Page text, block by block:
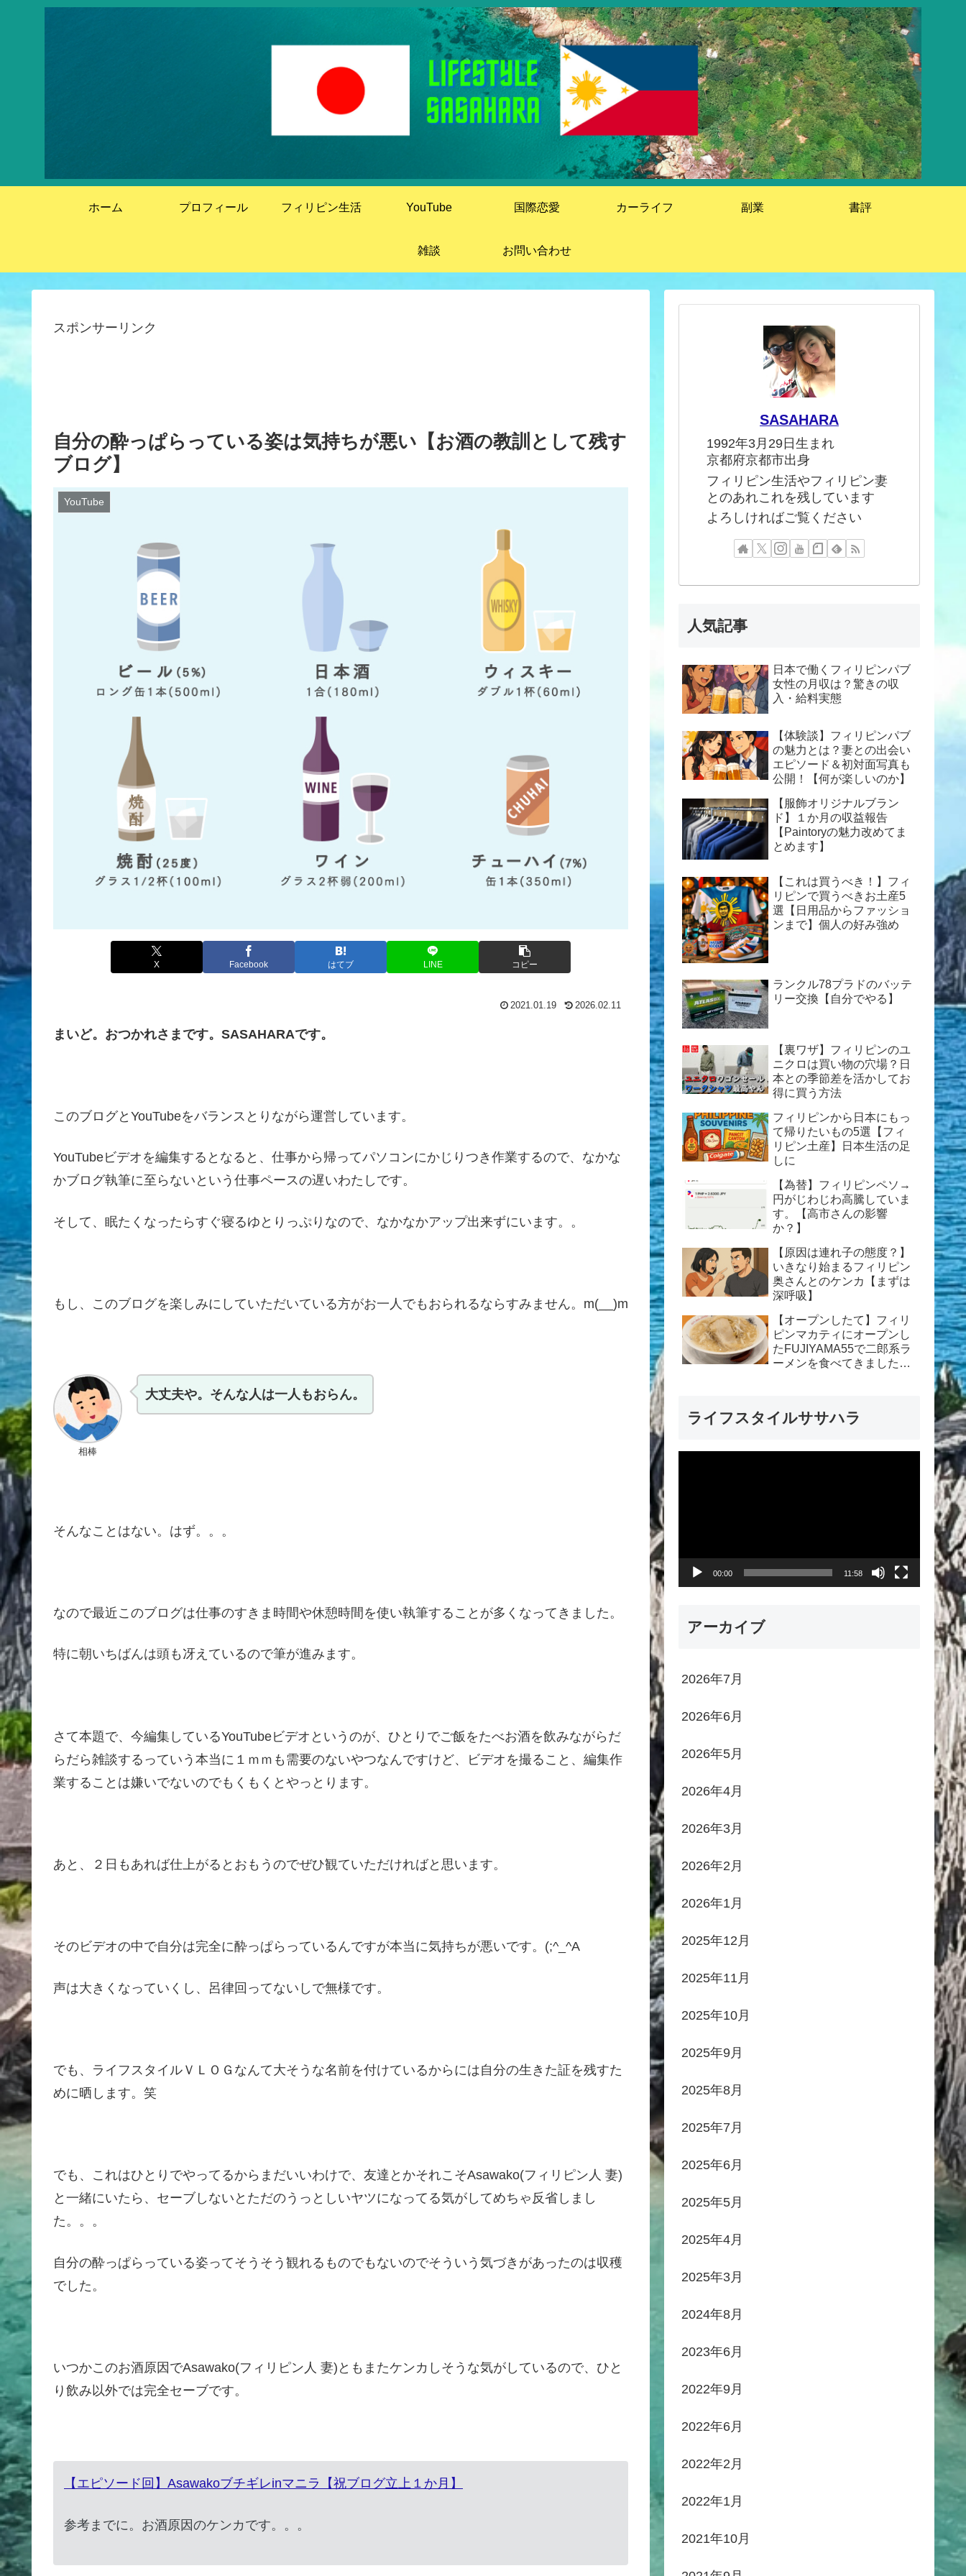
ホーム プロフィール フィリピン生活 YouTube 国際恋愛 カーライフ 副業 書評
雑談 お問い合わせ
スポンサーリンク
自分の酔っぱらっている姿は気持ちが悪い【お酒の教訓として残す
ブログ】
YouTube
X Facebook はてブ LINE コピー
2021.01.19 2026.02.11
まいど。おつかれさまです。SASAHARAです。
このブログとYouTubeをバランスとりながら運営しています。
YouTubeビデオを編集するとなると、仕事から帰ってパソコンにかじりつき作業するので、なかな
かブログ執筆に至らないという仕事ペースの遅いわたしです。
そして、眠たくなったらすぐ寝るゆとりっぷりなので、なかなかアップ出来ずにいます。。
もし、このブログを楽しみにしていただいている方がお一人でもおられるならすみません。m(__)m
相棒
大丈夫や。そんな人は一人もおらん。
そんなことはない。はず。。。
なので最近このブログは仕事のすきま時間や休憩時間を使い執筆することが多くなってきました。
特に朝いちばんは頭も冴えているので筆が進みます。
さて本題で、今編集しているYouTubeビデオというのが、ひとりでご飯をたべお酒を飲みながらだ
らだら雑談するっていう本当に１ｍｍも需要のないやつなんですけど、ビデオを撮ること、編集作
業することは嫌いでないのでもくもくとやっとります。
あと、２日もあれば仕上がるとおもうのでぜひ観ていただければと思います。
そのビデオの中で自分は完全に酔っぱらっているんですが本当に気持ちが悪いです。(;^_^A
声は大きくなっていくし、呂律回ってないしで無様です。
でも、ライフスタイルＶＬＯＧなんて大そうな名前を付けているからには自分の生きた証を残すた
めに晒します。笑
でも、これはひとりでやってるからまだいいわけで、友達とかそれこそAsawako(フィリピン人 妻)
と一緒にいたら、セーブしないとただのうっとしいヤツになってる気がしてめちゃ反省しまし
た。。。
自分の酔っぱらっている姿ってそうそう観れるものでもないのでそういう気づきがあったのは収穫
でした。
いつかこのお酒原因でAsawako(フィリピン人 妻)ともまたケンカしそうな気がしているので、ひと
り飲み以外では完全セーブです。
【エピソード回】Asawakoブチギレinマニラ【祝ブログ立上１か月】
参考までに。お酒原因のケンカです。。。
SASAHARA
1992年3月29日生まれ
京都府京都市出身
フィリピン生活やフィリピン妻
とのあれこれを残しています
よろしければご覧ください
人気記事
日本で働くフィリピンパブ
女性の月収は？驚きの収
入・給料実態
【体験談】フィリピンパブ
の魅力とは？妻との出会い
エピソード＆初対面写真も
公開！【何が楽しいのか】
【服飾オリジナルブラン
ド】１か月の収益報告
【Paintoryの魅力改めてま
とめます】
【これは買うべき！】フィ
リピンで買うべきお土産5
選【日用品からファッショ
ンまで】個人の好み強め
ランクル78プラドのバッテ
リー交換【自分でやる】
【裏ワザ】フィリピンのユ
ニクロは買い物の穴場？日
本との季節差を活かしてお
得に買う方法
フィリピンから日本にもっ
て帰りたいもの5選【フィ
リピン土産】日本生活の足
しに
【為替】フィリピンペソ→
円がじわじわ高騰していま
す。【高市さんの影響
か？】
【原因は連れ子の態度？】
いきなり始まるフィリピン
奥さんとのケンカ【まずは
深呼吸】
【オープンしたて】フィリ
ピンマカティにオープンし
たFUJIYAMA55で二郎系ラ
ーメンを食べてきました
ライフスタイルササハラ
00:00 11:58
アーカイブ
2026年7月
2026年6月
2026年5月
2026年4月
2026年3月
2026年2月
2026年1月
2025年12月
2025年11月
2025年10月
2025年9月
2025年8月
2025年7月
2025年6月
2025年5月
2025年4月
2025年3月
2024年8月
2023年6月
2022年9月
2022年6月
2022年2月
2022年1月
2021年10月